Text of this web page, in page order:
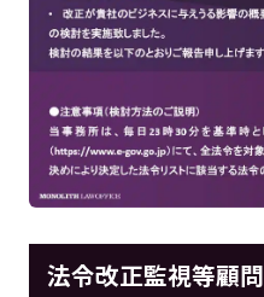
法令改正監視等顧問